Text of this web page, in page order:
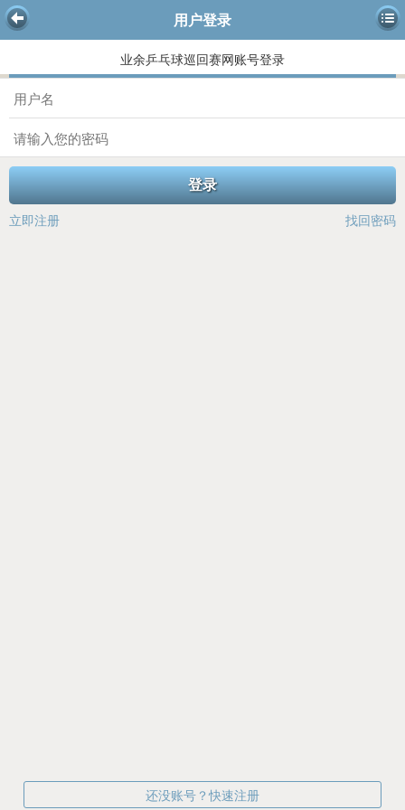
用户登录
业余乒乓球巡回赛网账号登录
登录
立即注册 找回密码
还没账号？快速注册